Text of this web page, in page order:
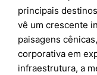
principais
vê um crescente
paisagens
corporativa em
infraestrutura, a